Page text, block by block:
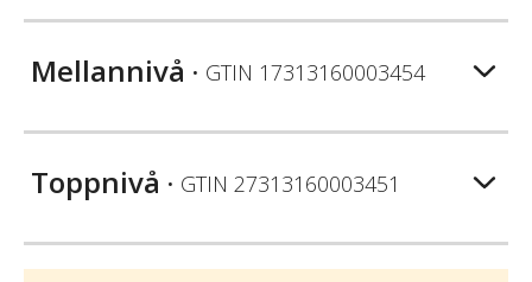
Mellannivå • GTIN 17313160003454
Toppnivå • GTIN 27313160003451